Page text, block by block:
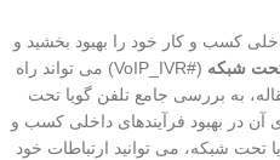
کسب و کار خود را بهبود بخشید و
تحت شبکه
(#VoIP_IVR) می تواند راه
به بررسی جامع تلفن گویا تحت
آن در بهبود فرآیندهای داخلی کسب و
تحت شبکه، می توانید ارتباطات خود